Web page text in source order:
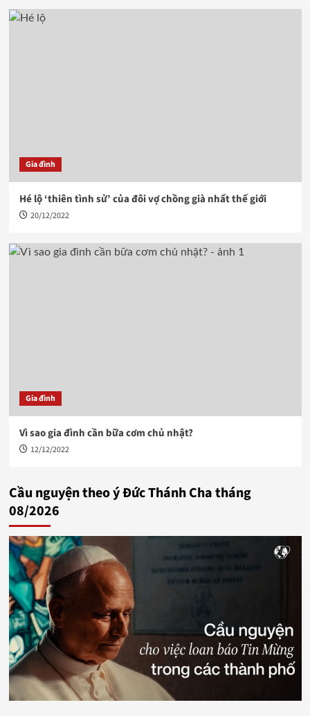
Gia đình
Hé lộ ‘thiên tình sử’ của đôi vợ chồng già nhất thế giới
20/12/2022
Gia đình
Vì sao gia đình cần bữa cơm chủ nhật?
12/12/2022
Cầu nguyện theo ý Đức Thánh Cha tháng
08/2026